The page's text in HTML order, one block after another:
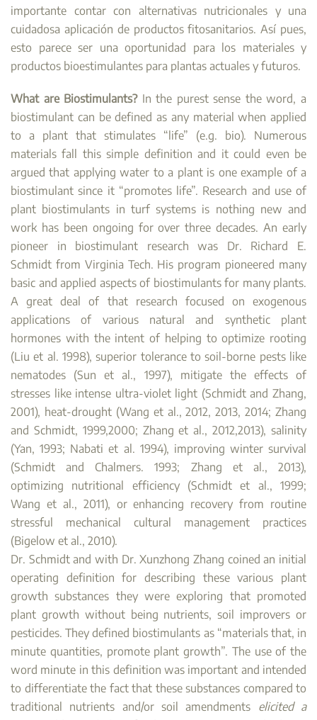
importante contar con alternativas nutricionales y una
cuidadosa aplicación de productos fitosanitarios. Así pues,
esto parece ser una oportunidad para los materiales y
productos bioestimulantes para plantas actuales y futuros.
What are Biostimulants?In the purest sense the word, a
biostimulant can be defined as any material when applied
to a plant that stimulates “life” (e.g. bio). Numerous
materials fall this simple definition and it could even be
argued that applying water to a plant is one example of a
biostimulant since it “promotes life”. Research and use of
plant biostimulants in turf systems is nothing new and
work has been ongoing for over three decades. An early
pioneer in biostimulant research was Dr. Richard E.
Schmidt from Virginia Tech. His program pioneered many
basic and applied aspects of biostimulants for many plants.
A great deal of that research focused on exogenous
applications of various natural and synthetic plant
hormones with the intent of helping to optimize rooting
(Liu et al. 1998), superior tolerance to soil-borne pests like
nematodes (Sun et al., 1997), mitigate the effects of
stresses like intense ultra-violet light (Schmidt and Zhang,
2001), heat-drought (Wang et al., 2012, 2013, 2014; Zhang
and Schmidt, 1999,2000; Zhang et al., 2012,2013), salinity
(Yan, 1993; Nabati et al. 1994), improving winter survival
(Schmidt and Chalmers. 1993; Zhang et al., 2013),
optimizing nutritional efficiency (Schmidt et al., 1999;
Wang et al., 2011), or enhancing recovery from routine
stressful mechanical cultural management practices
(Bigelow et al., 2010).
Dr. Schmidt and with Dr. Xunzhong Zhang coined an initial
operating definition for describing these various plant
growth substances they were exploring that promoted
plant growth without being nutrients, soil improvers or
pesticides. They defined biostimulants as “materials that, in
minute quantities, promote plant growth”. The use of the
word minute in this definition was important and intended
to differentiate the fact that these substances compared to
traditional nutrients and/or soil amendments elicited a